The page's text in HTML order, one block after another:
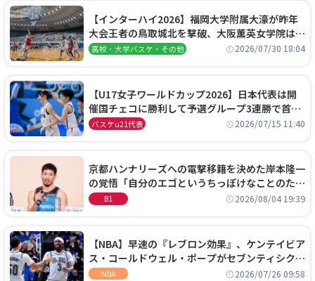
【インターハイ2026】福岡大学附属大濠が昨年
大会王者の鳥取城北を撃破、大阪薫英女学院は岐
阜女子に完勝、大会3日目試合結果
高校・大学バスケ・その他 2026/07/30 18:04
【U17女子ワールドカップ2026】日本代表は開
催国チェコに勝利して予選グループ3連勝で首位
通過！準々決勝の相手はエジプトに決定
バスケu21代表 2026/07/15 11:40
京都ハンナリーズへの電撃移籍を決めた岸本隆一
の覚悟「自分のエゴというちっぽけなことのため
に、京都に来たわけではない」
B1 2026/08/04 19:39
【NBA】早速の『レブロン効果』、ケンテイビア
ス・コールドウェル・ポープがセブンティシクサ
ーズに1年契約で加入
NBA 2026/07/26 09:58